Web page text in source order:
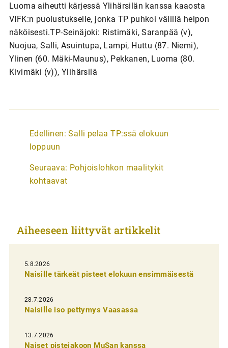
Luoma aiheutti kärjessä Ylihärsilän kanssa kaaosta
VIFK:n puolustukselle, jonka TP puhkoi välillä helpon
näköisesti.TP-Seinäjoki: Ristimäki, Saranpää (v),
Nuojua, Salli, Asuintupa, Lampi, Huttu (87. Niemi),
Ylinen (60. Mäki-Maunus), Pekkanen, Luoma (80.
Kivimäki (v)), Ylihärsilä
A
r
i
l
e
s
e
l
Edellinen: Salli pelaa TP:ssä elokuun
loppuun
Seuraava: Pohjoislohkon maalitykit
kohtaavat
Aiheeseen liittyvät artikkelit
5.8.2026
Naisille tärkeät pisteet elokuun ensimmäisestä
28.7.2026
Naisille iso pettymys Vaasassa
13.7.2026
Naiset pistejakoon MuSan kanssa